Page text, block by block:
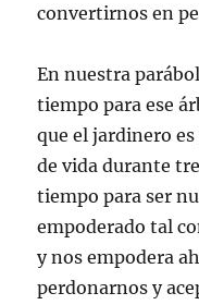
convertirnos en
En nuestra
tiempo para ese
que el jardinero es
de vida durante
tiempo para ser
empoderado tal
y nos empodera
perdonarnos y